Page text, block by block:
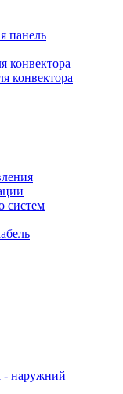
панель
конвектора
конвектора
систем
- наружний